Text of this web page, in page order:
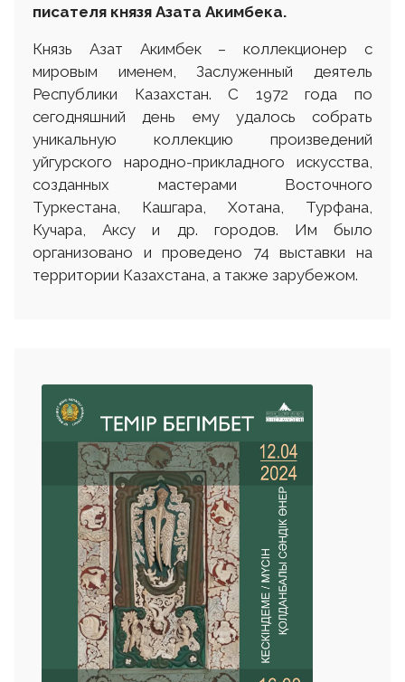
писателя князя Азата Акимбека.
Князь Азат Акимбек – коллекционер с
мировым именем, Заслуженный деятель
Республики Казахстан. С 1972 года по
сегодняшний день ему удалось собрать
уникальную коллекцию произведений
уйгурского народно-прикладного искусства,
созданных мастерами Восточного
Туркестана, Кашгара, Хотана, Турфана,
Кучара, Аксу и др. городов. Им было
организовано и проведено 74 выставки на
территории Казахстана, а также зарубежом.